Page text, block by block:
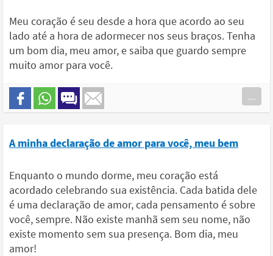
Meu coração é seu desde a hora que acordo ao seu
lado até a hora de adormecer nos seus braços. Tenha
um bom dia, meu amor, e saiba que guardo sempre
muito amor para você.
...
A minha declaração de amor para você, meu bem
Enquanto o mundo dorme, meu coração está
acordado celebrando sua existência. Cada batida dele
é uma declaração de amor, cada pensamento é sobre
você, sempre. Não existe manhã sem seu nome, não
existe momento sem sua presença. Bom dia, meu
amor!